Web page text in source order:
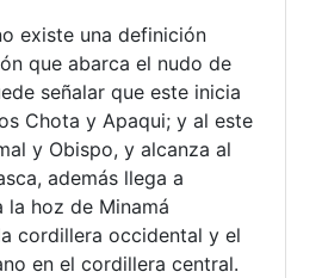
existe una definición
que abarca el nudo de
señalar que este inicia
Chota y Apaqui; y al este
y Obispo, y alcanza al
además llega a
la hoz de Minamá
cordillera occidental y el
en el cordillera central.